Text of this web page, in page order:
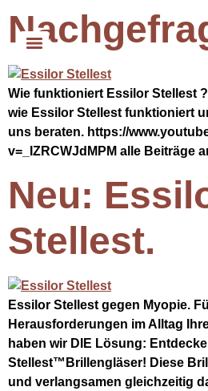
Wie funktioniert Essilor Stellest
wie Essilor Stellest funktioniert
uns beraten. https://
v=_IZRCWJdMPM alle Beiträge
Neu:
Stellest.
Essilor Stellest gegen Myopie.
Herausforderungen im Alltag
haben wir DIE Lösung:
Stellest™Brillengläser! Diese
und verlangsamen gleichzeitig